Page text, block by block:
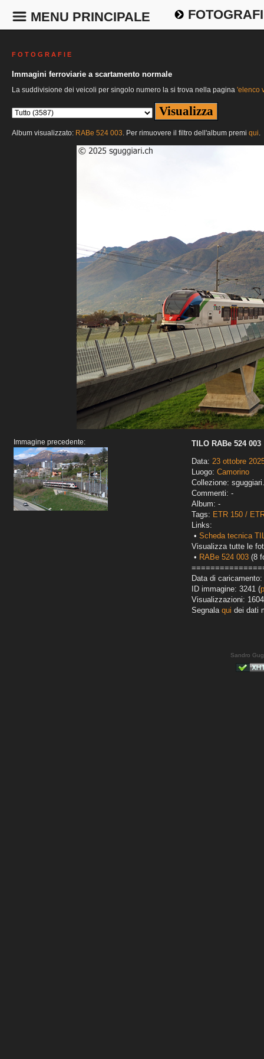
MENU PRINCIPALE
F O T O G R A F I E
Immagini ferroviarie a scartamento normale
La suddivisione dei veicoli per singolo numero la si trova nella pagina 'elenco
Album visualizzato: RABe 524 003. Per rimuovere il filtro dell'album premi qui.
Immagine precedente:
TILO RABe 524 003
Data: 23 ottobre
Luogo: Camorino
Collezione:
Commenti: -
Album: -
Tags: ETR 150 /
Links:
• Scheda tecnica
Visualizza tutte le
• RABe 524 003 (8
Data di
ID immagine: 3241 (
Visualizzazioni: 1604
Segnala qui dei dati
Sandro